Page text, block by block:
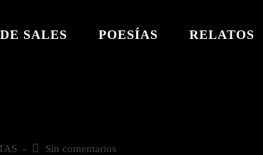
SALES POESÍAS RELATOS
Comentarios
Sin comentarios